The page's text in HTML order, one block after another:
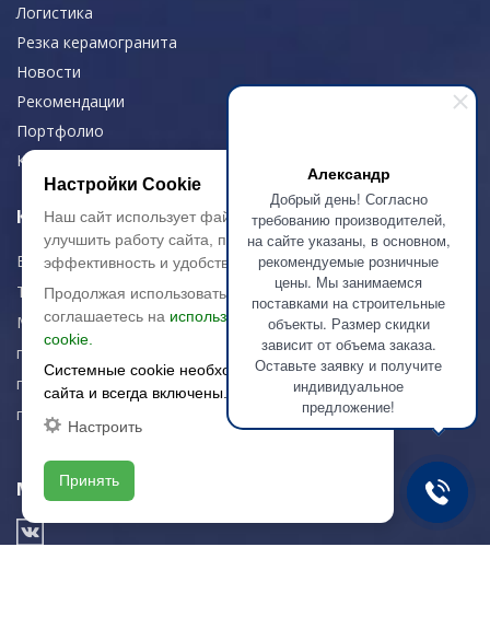
Александр
Добрый день! Согласно
требованию производителей,
на сайте указаны, в основном,
рекомендуемые розничные
цены. Мы занимаемся
поставками на строительные
объекты. Размер скидки
зависит от объема заказа.
Оставьте заявку и получите
индивидуальное
предложение!
Логистика
Резка керамогранита
Новости
Рекомендации
Портфолио
Контакты
Контактная информация
E-mail:zakaz@artkeramika-opt.ru
Тел.: +7 (499) 703-30-42
Московская область,
г. Красногорск
пн-чт: 09.00-18.00
пт: 09.00-17.00
Мы в соц. сетях
Настройки Cookie
Наш сайт использует файлы cookie, чтобы
улучшить работу сайта, повысить его
эффективность и удобство.
Продолжая использовать сайт, вы
соглашаетесь на использование файлов
cookie.
Системные cookie необходимы для работы
сайта и всегда включены.
Настроить
Принять